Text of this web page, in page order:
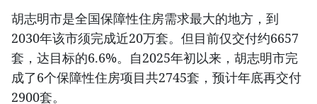
胡志明市是全国保障性住房需求最大的地方，到
2030年该市须完成近20万套。但目前仅交付约6657
套，达目标的6.6%。自2025年初以来，胡志明市完
成了6个保障性住房项目共2745套，预计年底再交付
2900套。